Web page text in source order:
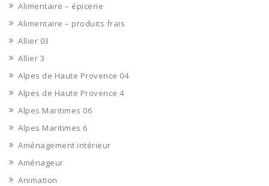
Alimentaire – épicerie
Alimentaire – produits frais
Allier 03
Allier 3
Alpes de Haute Provence 04
Alpes de Haute Provence 4
Alpes Maritimes 06
Alpes Maritimes 6
Aménagement intérieur
Aménageur
Animation